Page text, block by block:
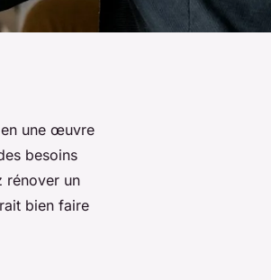
une œuvre
besoins
rénover un
bien faire